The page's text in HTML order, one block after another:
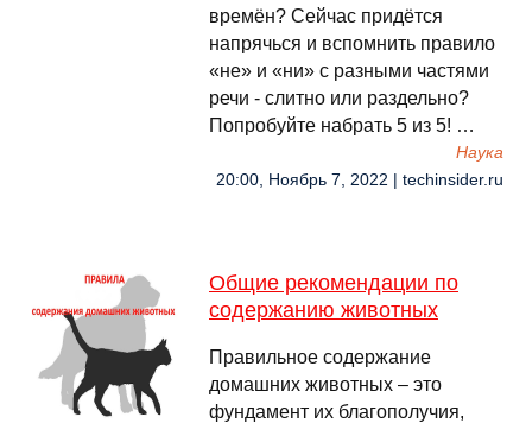
времён? Сейчас придётся
напрячься и вспомнить правило
«не» и «ни» с разными частями
речи - слитно или раздельно?
Попробуйте набрать 5 из 5! …
Наука
20:00, Ноябрь 7, 2022 | techinsider.ru
Общие рекомендации по
содержанию животных
Правильное содержание
домашних животных – это
фундамент их благополучия,